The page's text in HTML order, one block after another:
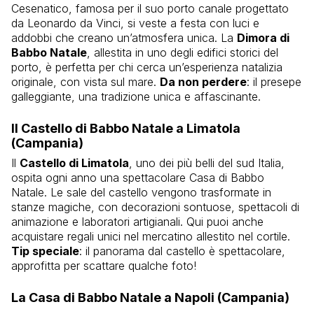
Cesenatico, famosa per il suo porto canale progettato
da Leonardo da Vinci, si veste a festa con luci e
addobbi che creano un’atmosfera unica. La Dimora di
Babbo Natale , allestita in uno degli edifici storici del
porto, è perfetta per chi cerca un’esperienza natalizia
originale, con vista sul mare. Da non perdere: il presepe
galleggiante, una tradizione unica e affascinante.
Il Castello di Babbo Natale a Limatola
(Campania)
Il Castello di Limatola , uno dei più belli del sud Italia,
ospita ogni anno una spettacolare Casa di Babbo
Natale. Le sale del castello vengono trasformate in
stanze magiche, con decorazioni sontuose, spettacoli di
animazione e laboratori artigianali. Qui puoi anche
acquistare regali unici nel mercatino allestito nel cortile.
Tip speciale: il panorama dal castello è spettacolare,
approfitta per scattare qualche foto!
La Casa di Babbo Natale a Napoli (Campania)